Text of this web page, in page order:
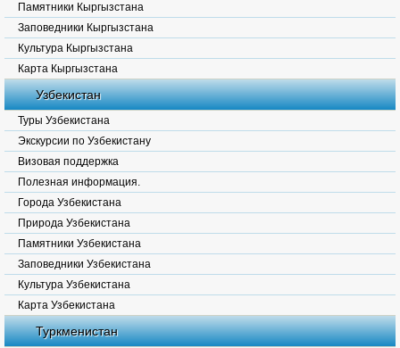
Памятники Кыргызстана
Заповедники Кыргызстана
Культура Кыргызстана
Карта Кыргызстана
Узбекистан
Туры Узбекистана
Экскурсии по Узбекистану
Визовая поддержка
Полезная информация.
Города Узбекистана
Природа Узбекистана
Памятники Узбекистана
Заповедники Узбекистана
Культура Узбекистана
Карта Узбекистана
Туркменистан